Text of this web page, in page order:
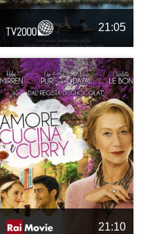
21:05
21:10